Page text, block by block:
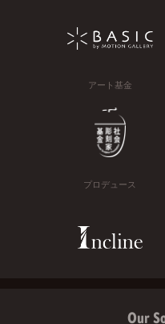
アート基金
プロデュース
Our